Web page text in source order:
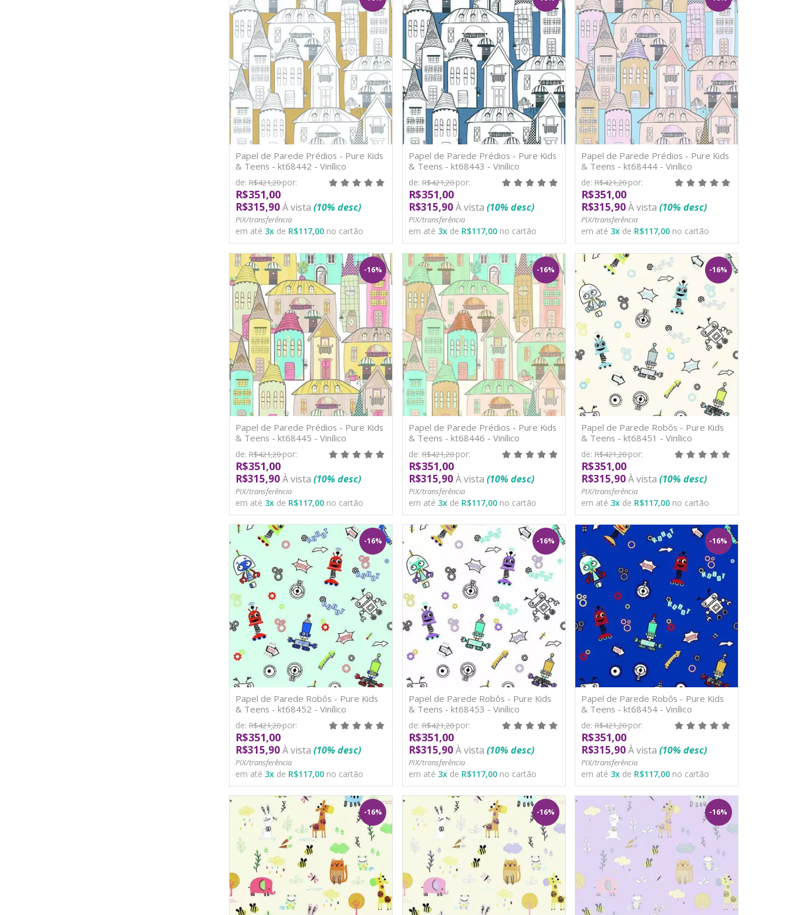
Papel de Parede Prédios - Pure Kids
& Teens - kt68442 - Vinílico
de: R$421,20por:
R$351,00
R$315,90À vista (10% desc)
PIX/transferência
em até 3x de R$117,00 no cartão
Papel de Parede Prédios - Pure Kids
& Teens - kt68443 - Vinílico
de: R$421,20por:
R$351,00
R$315,90 À vista (10% desc)
PIX/transferência
em até 3xde R$117,00no cartão
Papel de Parede Prédios - Pure Kids
& Teens - kt68444 - Vinílico
de: R$421,20por:
R$351,00
R$315,90À vista (10% desc)
PIX/transferência
em até 3xde R$117,00no cartão
-16%
Papel de Parede Prédios - Pure Kids
& Teens - kt68445 - Vinílico
de: R$421,20por:
R$351,00
R$315,90À vista (10% desc)
PIX/transferência
em até 3x de R$117,00 no cartão
-16%
Papel de Parede Prédios - Pure Kids
& Teens - kt68446 - Vinílico
de: R$421,20por:
R$351,00
R$315,90 À vista (10% desc)
PIX/transferência
em até 3xde R$117,00no cartão
-16%
Papel de Parede Robôs - Pure Kids
& Teens - kt68451 - Vinílico
de: R$421,20por:
R$351,00
R$315,90À vista (10% desc)
PIX/transferência
em até 3xde R$117,00no cartão
-16%
Papel de Parede Robôs - Pure Kids
& Teens - kt68452 - Vinílico
de: R$421,20por:
R$351,00
R$315,90À vista (10% desc)
PIX/transferência
em até 3x de R$117,00 no cartão
-16%
Papel de Parede Robôs - Pure Kids
& Teens - kt68453 - Vinílico
de: R$421,20por:
R$351,00
R$315,90 À vista (10% desc)
PIX/transferência
em até 3xde R$117,00no cartão
-16%
Papel de Parede Robôs - Pure Kids
& Teens - kt68454 - Vinílico
de: R$421,20por:
R$351,00
R$315,90À vista (10% desc)
PIX/transferência
em até 3xde R$117,00no cartão
-16% -16% -16%